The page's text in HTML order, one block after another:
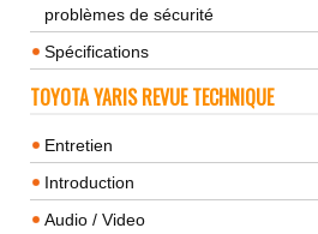
problèmes de sécurité
Spécifications
TOYOTA YARIS REVUE TECHNIQUE
Entretien
Introduction
Audio / Video